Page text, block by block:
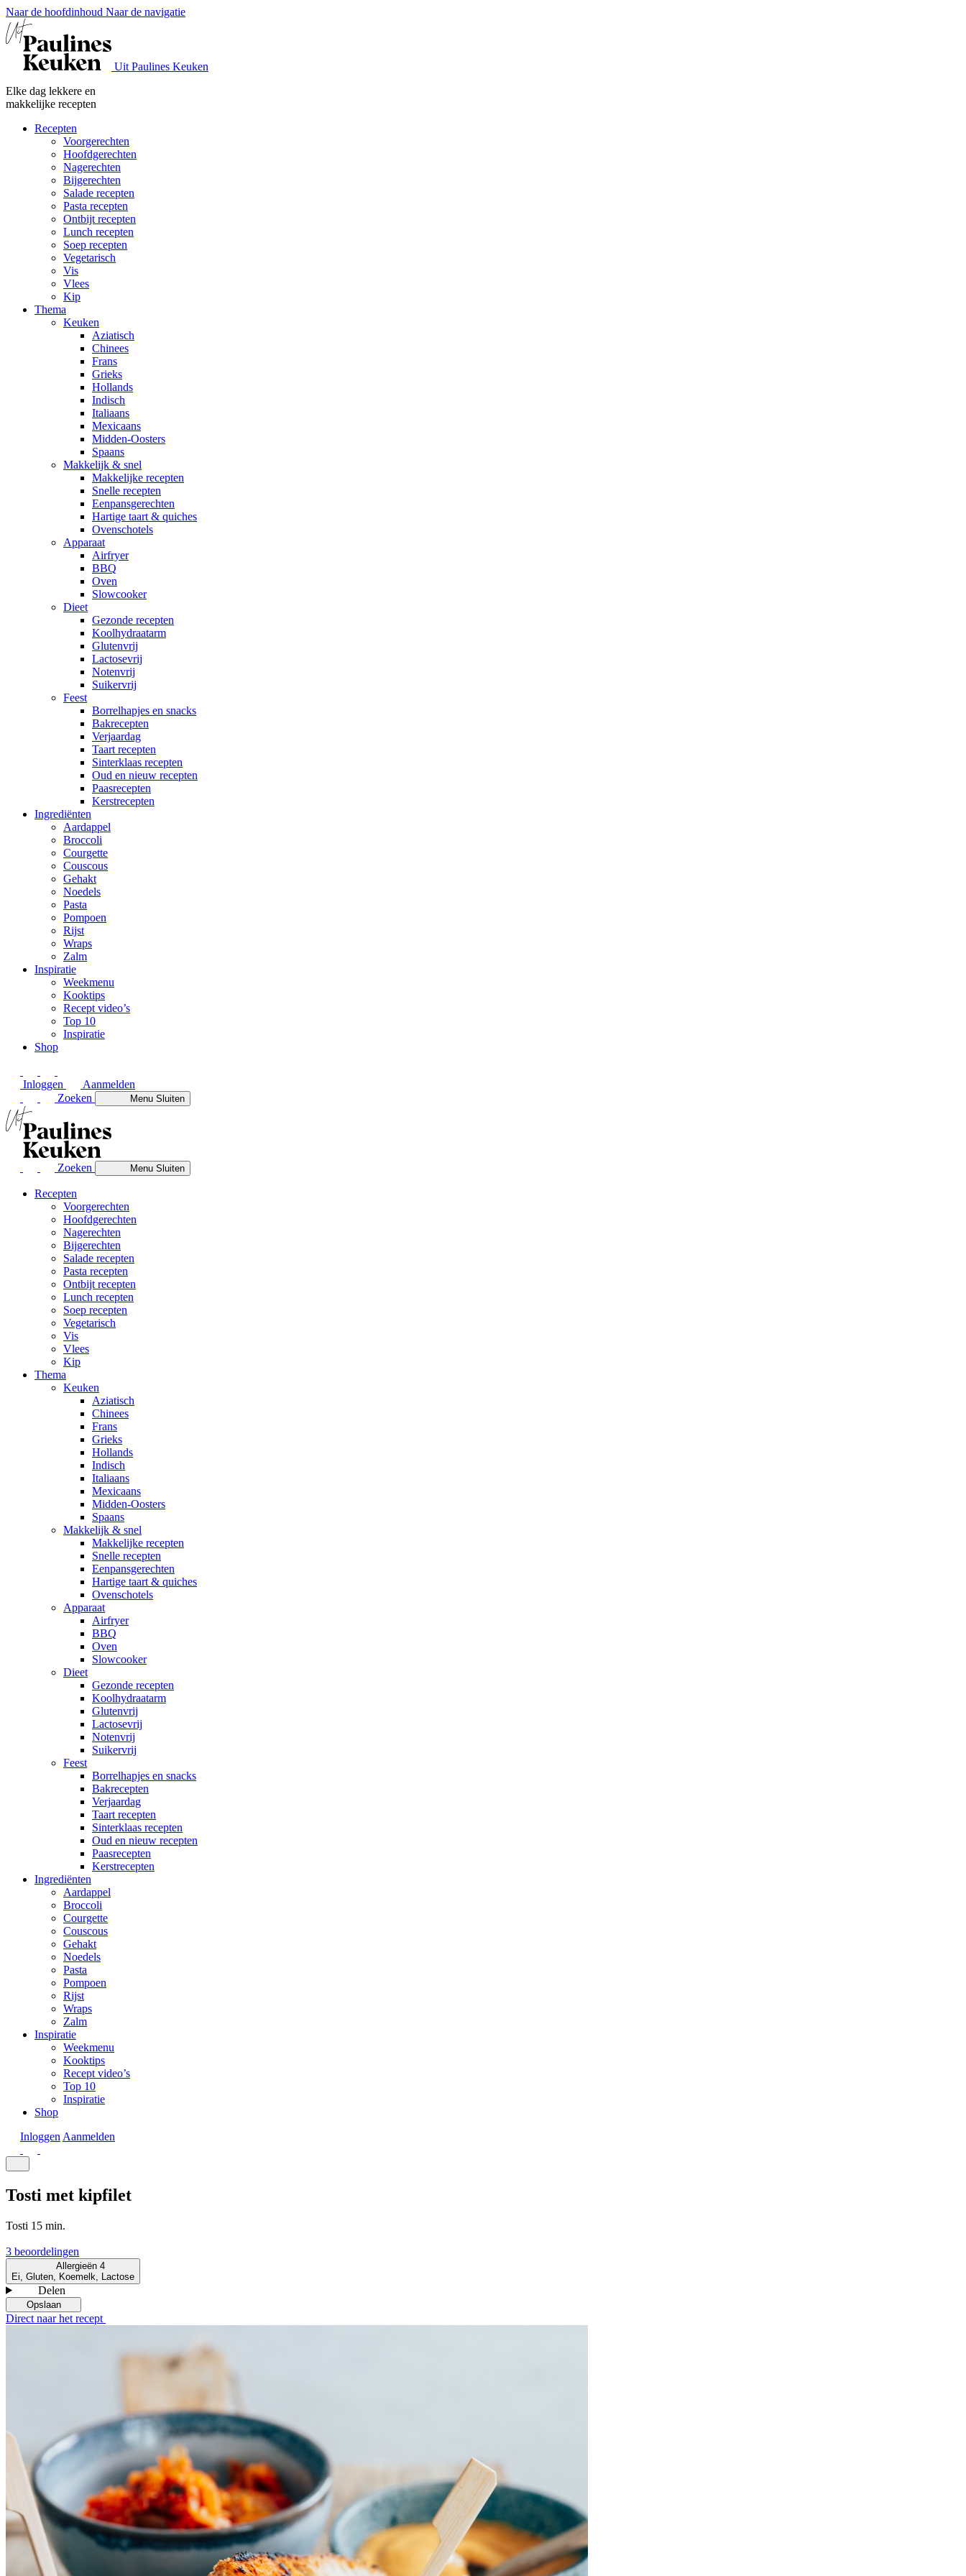
Naar de hoofdinhoud Naar de navigatie
Uit Paulines Keuken
Elke dag lekkere en
makkelijke recepten
Recepten
Voorgerechten
Hoofdgerechten
Nagerechten
Bijgerechten
Salade recepten
Pasta recepten
Ontbijt recepten
Lunch recepten
Soep recepten
Vegetarisch
Vis
Vlees
Kip
Thema
Keuken
Aziatisch
Chinees
Frans
Grieks
Hollands
Indisch
Italiaans
Mexicaans
Midden-Oosters
Spaans
Makkelijk & snel
Makkelijke recepten
Snelle recepten
Eenpansgerechten
Hartige taart & quiches
Ovenschotels
Apparaat
Airfryer
BBQ
Oven
Slowcooker
Dieet
Gezonde recepten
Koolhydraatarm
Glutenvrij
Lactosevrij
Notenvrij
Suikervrij
Feest
Borrelhapjes en snacks
Bakrecepten
Verjaardag
Taart recepten
Sinterklaas recepten
Oud en nieuw recepten
Paasrecepten
Kerstrecepten
Ingrediënten
Aardappel
Broccoli
Courgette
Couscous
Gehakt
Noedels
Pasta
Pompoen
Rijst
Wraps
Zalm
Inspiratie
Weekmenu
Kooktips
Recept video’s
Top 10
Inspiratie
Shop
Inloggen
Aanmelden
Zoeken
MenuSluiten
Zoeken MenuSluiten
Recepten
Voorgerechten
Hoofdgerechten
Nagerechten
Bijgerechten
Salade recepten
Pasta recepten
Ontbijt recepten
Lunch recepten
Soep recepten
Vegetarisch
Vis
Vlees
Kip
Thema
Keuken
Aziatisch
Chinees
Frans
Grieks
Hollands
Indisch
Italiaans
Mexicaans
Midden-Oosters
Spaans
Makkelijk & snel
Makkelijke recepten
Snelle recepten
Eenpansgerechten
Hartige taart & quiches
Ovenschotels
Apparaat
Airfryer
BBQ
Oven
Slowcooker
Dieet
Gezonde recepten
Koolhydraatarm
Glutenvrij
Lactosevrij
Notenvrij
Suikervrij
Feest
Borrelhapjes en snacks
Bakrecepten
Verjaardag
Taart recepten
Sinterklaas recepten
Oud en nieuw recepten
Paasrecepten
Kerstrecepten
Ingrediënten
Aardappel
Broccoli
Courgette
Couscous
Gehakt
Noedels
Pasta
Pompoen
Rijst
Wraps
Zalm
Inspiratie
Weekmenu
Kooktips
Recept video’s
Top 10
Inspiratie
Shop
Inloggen Aanmelden
Tosti met kipfilet
Tosti 15 min.
3 beoordelingen
Allergieën 4
Ei, Gluten, Koemelk, Lactose
Delen
Opslaan
Direct naar het recept